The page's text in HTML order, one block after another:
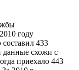
году
433
данные схожи с
приехало 443